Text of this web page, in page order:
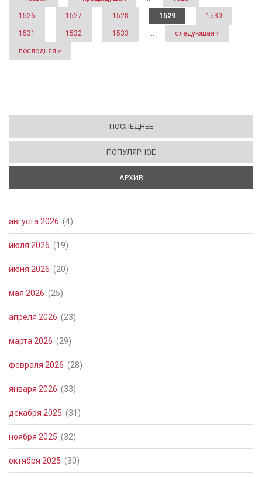
1526 1527 1528 1529 1530
1531 1532 1533 … следующая ›
последняя »
ПОСЛЕДНЕЕ
ПОПУЛЯРНОЕ
АРХИВ
августа 2026 (4)
июля 2026 (19)
июня 2026 (20)
мая 2026 (25)
апреля 2026 (23)
марта 2026 (29)
февраля 2026 (28)
января 2026 (33)
декабря 2025 (31)
ноября 2025 (32)
октября 2025 (30)